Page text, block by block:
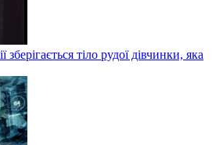
зберігається тіло рудої дівчинки, яка